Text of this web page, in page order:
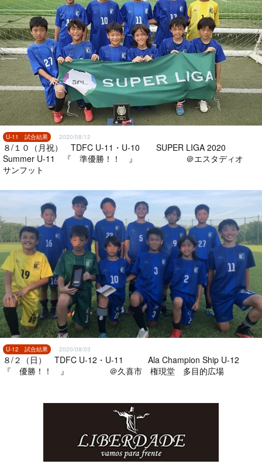
U-11 試合結果 2020/08/12
８/１０（月祝） TDFC U-11・U-10 SUPER LIGA 2020
Summer U-11 『 準優勝！！ 』 ＠エスタディオ
サンフット
U-12 試合結果 2020/08/03
８/２（日） TDFC U-12・U-11 Ala Champion Ship U-12
『 優勝！！ 』 ＠久喜市 権現堂 多目的広場